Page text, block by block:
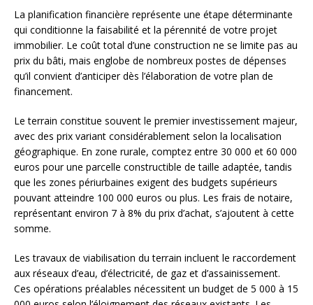
La planification financière représente une étape déterminante
qui conditionne la faisabilité et la pérennité de votre projet
immobilier. Le coût total d’une construction ne se limite pas au
prix du bâti, mais englobe de nombreux postes de dépenses
qu’il convient d’anticiper dès l’élaboration de votre plan de
financement.
Le terrain constitue souvent le premier investissement majeur,
avec des prix variant considérablement selon la localisation
géographique. En zone rurale, comptez entre 30 000 et 60 000
euros pour une parcelle constructible de taille adaptée, tandis
que les zones périurbaines exigent des budgets supérieurs
pouvant atteindre 100 000 euros ou plus. Les frais de notaire,
représentant environ 7 à 8% du prix d’achat, s’ajoutent à cette
somme.
Les travaux de viabilisation du terrain incluent le raccordement
aux réseaux d’eau, d’électricité, de gaz et d’assainissement.
Ces opérations préalables nécessitent un budget de 5 000 à 15